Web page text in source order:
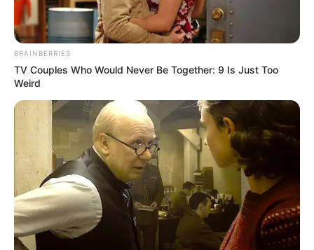
BRAINBERRIES
TV Couples Who Would Never Be Together: 9 Is Just Too
Weird